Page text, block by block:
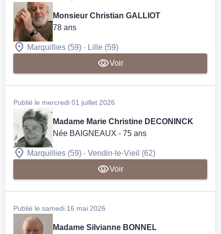
Monsieur Christian GALLIOT
78 ans
Marquillies (59) - Lille (59)
Voir
Publié le mercredi 01 juillet 2026
Madame Marie Christine DECONINCK
Née BAIGNEAUX - 75 ans
Marquillies (59) -Vendin-le-Vieil (62)
Voir
Publié le samedi 16 mai 2026
Madame Silvianne BONNEL